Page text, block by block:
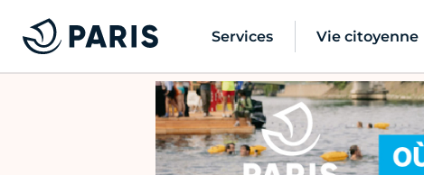
Services Vie citoyenne